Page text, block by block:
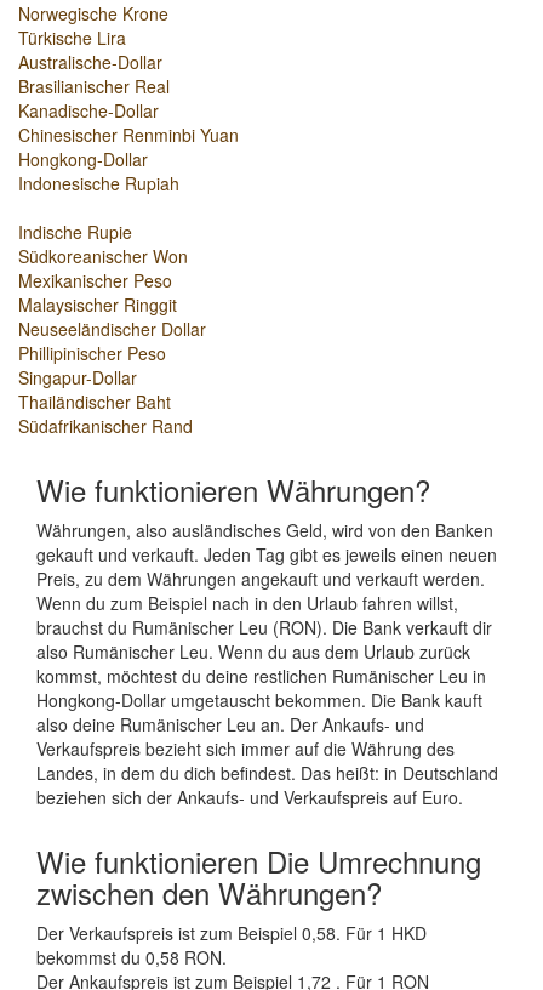
Norwegische Krone
Türkische Lira
Australische-Dollar
Brasilianischer Real
Kanadische-Dollar
Chinesischer Renminbi Yuan
Hongkong-Dollar
Indonesische Rupiah
Indische Rupie
Südkoreanischer Won
Mexikanischer Peso
Malaysischer Ringgit
Neuseeländischer Dollar
Phillipinischer Peso
Singapur-Dollar
Thailändischer Baht
Südafrikanischer Rand
Wie funktionieren Währungen?
Währungen, also ausländisches Geld, wird von den Banken
gekauft und verkauft. Jeden Tag gibt es jeweils einen neuen
Preis, zu dem Währungen angekauft und verkauft werden.
Wenn du zum Beispiel nach in den Urlaub fahren willst,
brauchst du Rumänischer Leu (RON). Die Bank verkauft dir
also Rumänischer Leu. Wenn du aus dem Urlaub zurück
kommst, möchtest du deine restlichen Rumänischer Leu in
Hongkong-Dollar umgetauscht bekommen. Die Bank kauft
also deine Rumänischer Leu an. Der Ankaufs- und
Verkaufspreis bezieht sich immer auf die Währung des
Landes, in dem du dich befindest. Das heißt: in Deutschland
beziehen sich der Ankaufs- und Verkaufspreis auf Euro.
Wie funktionieren Die Umrechnung
zwischen den Währungen?
Der Verkaufspreis ist zum Beispiel 0,58. Für 1 HKD
bekommst du 0,58 RON.
Der Ankaufspreis ist zum Beispiel 1,72 . Für 1 RON